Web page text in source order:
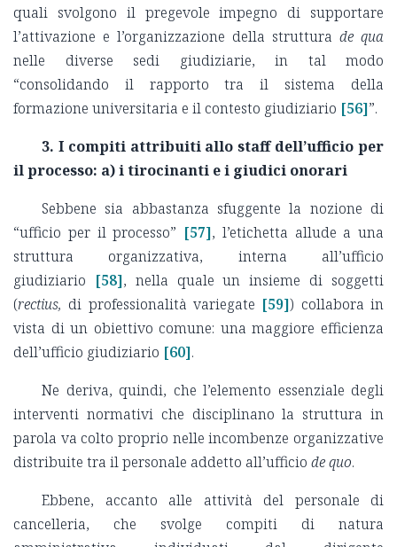
quali svolgono il pregevole impegno di supportare
l’attivazione e l’organizzazione della struttura de qua
nelle diverse sedi giudiziarie, in tal modo
“consolidando il rapporto tra il sistema della
formazione universitaria e il contesto giudiziario [56]”.
3. I compiti attribuiti allo staff dell’ufficio per
il processo: a) i tirocinanti e i giudici onorari
Sebbene sia abbastanza sfuggente la nozione di
“ufficio per il processo” [57], l’etichetta allude a una
struttura organizzativa, interna all’ufficio
giudiziario [58], nella quale un insieme di soggetti
(rectius, di professionalità variegate [59]) collabora in
vista di un obiettivo comune: una maggiore efficienza
dell’ufficio giudiziario [60].
Ne deriva, quindi, che l’elemento essenziale degli
interventi normativi che disciplinano la struttura in
parola va colto proprio nelle incombenze organizzative
distribuite tra il personale addetto all’ufficio de quo.
Ebbene, accanto alle attività del personale di
cancelleria, che svolge compiti di natura